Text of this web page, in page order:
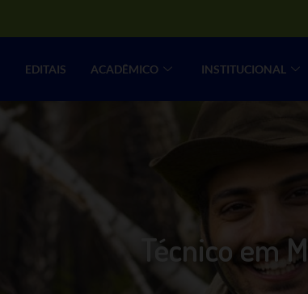
EDITAIS ACADÊMICO INSTITUCIONAL
Técnico em